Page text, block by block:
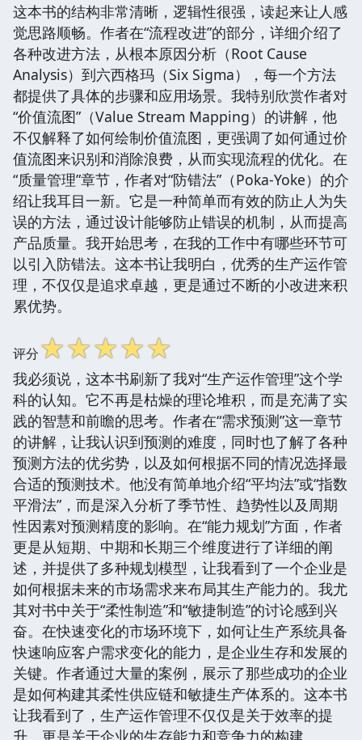
这本书的结构非常清晰，逻辑性很强，读起来让人感
觉思路顺畅。作者在“流程改进”的部分，详细介绍了
各种改进方法，从根本原因分析（Root Cause
Analysis）到六西格玛（Six Sigma），每一个方法
都提供了具体的步骤和应用场景。我特别欣赏作者对
“价值流图”（Value Stream Mapping）的讲解，他
不仅解释了如何绘制价值流图，更强调了如何通过价
值流图来识别和消除浪费，从而实现流程的优化。在
“质量管理”章节，作者对“防错法”（Poka-Yoke）的介
绍让我耳目一新。它是一种简单而有效的防止人为失
误的方法，通过设计能够防止错误的机制，从而提高
产品质量。我开始思考，在我的工作中有哪些环节可
以引入防错法。这本书让我明白，优秀的生产运作管
理，不仅仅是追求卓越，更是通过不断的小改进来积
累优势。
评分☆☆☆☆☆
我必须说，这本书刷新了我对“生产运作管理”这个学
科的认知。它不再是枯燥的理论堆积，而是充满了实
践的智慧和前瞻的思考。作者在“需求预测”这一章节
的讲解，让我认识到预测的难度，同时也了解了各种
预测方法的优劣势，以及如何根据不同的情况选择最
合适的预测技术。他没有简单地介绍“平均法”或“指数
平滑法”，而是深入分析了季节性、趋势性以及周期
性因素对预测精度的影响。在“能力规划”方面，作者
更是从短期、中期和长期三个维度进行了详细的阐
述，并提供了多种规划模型，让我看到了一个企业是
如何根据未来的市场需求来布局其生产能力的。我尤
其对书中关于“柔性制造”和“敏捷制造”的讨论感到兴
奋。在快速变化的市场环境下，如何让生产系统具备
快速响应客户需求变化的能力，是企业生存和发展的
关键。作者通过大量的案例，展示了那些成功的企业
是如何构建其柔性供应链和敏捷生产体系的。这本书
让我看到了，生产运作管理不仅仅是关于效率的提
升，更是关于企业的生存能力和竞争力的构建。